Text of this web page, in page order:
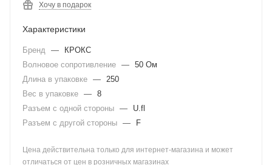
Хочу в подарок
Характеристики
Бренд —
КРОКС
Волновое сопротивление — 50 Ом
Длина в упаковке — 250
Вес в упаковке — 8
Разъем с одной стороны —
U.fl
Разъем с другой стороны — F
Цена действительна только для интернет-магазина и может
отличаться от цен в розничных магазинах